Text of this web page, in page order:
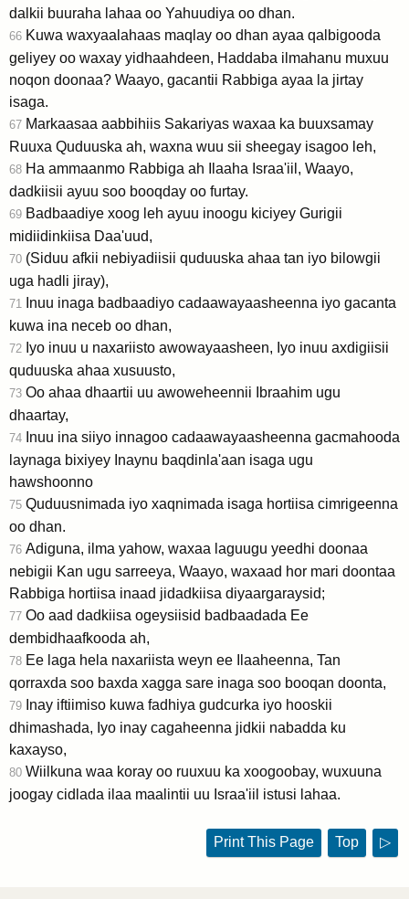
dalkii buuraha lahaa oo Yahuudiya oo dhan.
66 Kuwa waxyaalahaas maqlay oo dhan ayaa qalbigooda
geliyey oo waxay yidhaahdeen, Haddaba ilmahanu muxuu
noqon doonaa? Waayo, gacantii Rabbiga ayaa la jirtay
isaga.
67 Markaasaa aabbihiis Sakariyas waxaa ka buuxsamay
Ruuxa Quduuska ah, waxna wuu sii sheegay isagoo leh,
68 Ha ammaanmo Rabbiga ah Ilaaha Israa'iil, Waayo,
dadkiisii ayuu soo booqday oo furtay.
69 Badbaadiye xoog leh ayuu inoogu kiciyey Gurigii
midiidinkiisa Daa'uud,
70 (Siduu afkii nebiyadiisii quduuska ahaa tan iyo bilowgii
uga hadli jiray),
71
Inuu inaga badbaadiyo cadaawayaasheenna iyo gacanta
kuwa ina neceb oo dhan,
72 Iyo inuu u naxariisto awowayaasheen, Iyo inuu axdigiisii
quduuska ahaa xusuusto,
73 Oo ahaa dhaartii uu awoweheennii Ibraahim ugu
dhaartay,
74 Inuu ina siiyo innagoo cadaawayaasheenna gacmahooda
laynaga bixiyey Inaynu baqdinla'aan isaga ugu
hawshoonno
75 Quduusnimada iyo xaqnimada isaga hortiisa cimrigeenna
oo dhan.
76 Adiguna, ilma yahow, waxaa laguugu yeedhi doonaa
nebigii Kan ugu sarreeya, Waayo, waxaad hor mari doontaa
Rabbiga hortiisa inaad jidadkiisa diyaargaraysid;
77 Oo aad dadkiisa ogeysiisid badbaadada Ee
dembidhaafkooda ah,
78 Ee laga hela naxariista weyn ee Ilaaheenna, Tan
qorraxda soo baxda xagga sare inaga soo booqan doonta,
79 Inay iftiimiso kuwa fadhiya gudcurka iyo hooskii
dhimashada, Iyo inay cagaheenna jidkii nabadda ku
kaxayso,
80 Wiilkuna waa koray oo ruuxuu ka xoogoobay, wuxuuna
joogay cidlada ilaa maalintii uu Israa'iil istusi lahaa.
Print This Page Top ▷